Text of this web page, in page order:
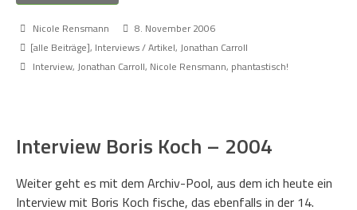
Nicole Rensmann
8. November 2006
[alle Beiträge], Interviews / Artikel, Jonathan Carroll
Interview, Jonathan Carroll, Nicole Rensmann, phantastisch!
Interview Boris Koch – 2004
Weiter geht es mit dem Archiv-Pool, aus dem ich heute ein
Interview mit Boris Koch fische, das ebenfalls in der 14.